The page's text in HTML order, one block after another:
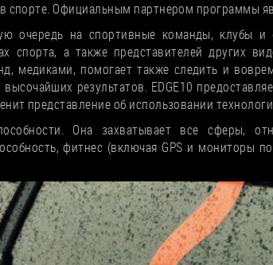
спорте. Официальным партнером программы
очередь на спортивные команды, клубы
а также представителей других
медиками, помогает также следить и
результатов. EDGE10
представление об использовании
Она захватывает все сферы,
фитнес (включая GPS и мониторы